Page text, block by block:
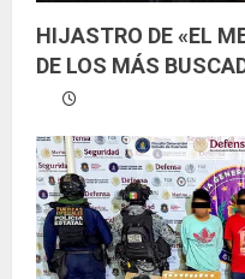
HIJASTRO DE «EL
DE LOS MÁS